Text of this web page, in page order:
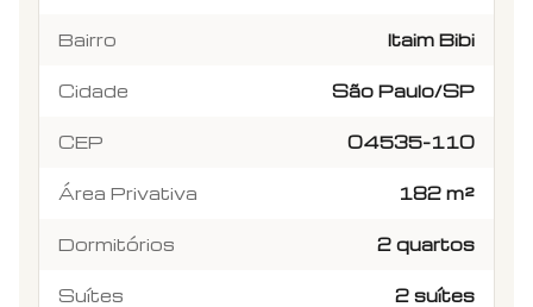
Bairro Itaim Bibi
Cidade São Paulo/SP
CEP 04535-110
Área Privativa 182 m²
Dormitórios 2 quartos
Suítes 2 suítes